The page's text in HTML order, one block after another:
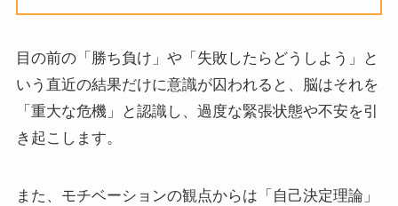
目の前の「勝ち負け」や「失敗したらどうしよう」と
いう直近の結果だけに意識が囚われると、脳はそれを
「重大な危機」と認識し、過度な緊張状態や不安を引
き起こします。
また、モチベーションの観点からは「自己決定理論」